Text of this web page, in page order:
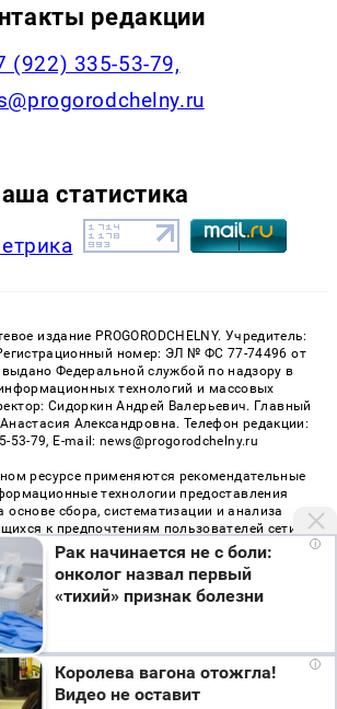
редакции
(922) 335-53-79,
статистика
издание PROGORODCHELNY. Учредитель:
номер: ЭЛ № ФС 77-74496 от
выдано Федеральной службой по надзору в
технологий и массовых
Сидоркин Андрей Валерьевич. Главный
Александровна. Телефон редакции:
53-79, E-mail: news@progorodchelny.ru
ресурсе применяются рекомендательные
технологии предоставления
сбора, систематизации и анализа
к предпочтениям пользователей сети
находящихся на территории Российской
применения рекомендательных
рекламно-обменной сети«СМИ2» (PDF)
«Sparrow» (PDF)
| Все права защищены
категория сайта 16+
Во время посещения сайта
с тем, что мы обрабатываем
данные с использованием
i
Рак начинается не с боли:
онколог назвал первый
«тихий» признак болезни
i
Королева вагона отожгла!
Видео не оставит